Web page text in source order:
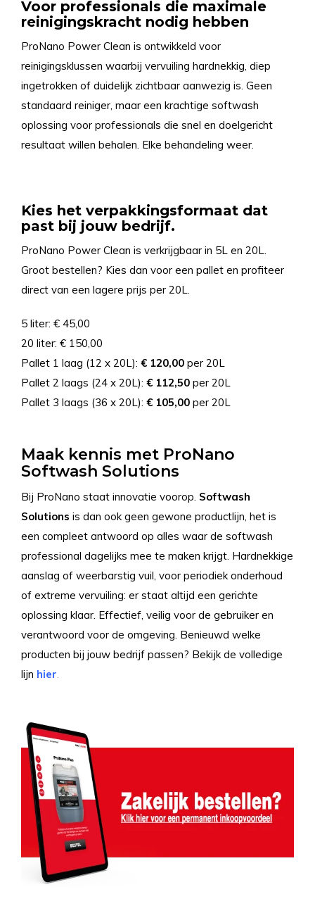
Voor professionals die maximale
reinigingskracht nodig hebben
ProNano Power Clean is ontwikkeld voor
reinigingsklussen waarbij vervuiling hardnekkig, diep
ingetrokken of duidelijk zichtbaar aanwezig is. Geen
standaard reiniger, maar een krachtige softwash
oplossing voor professionals die snel en doelgericht
resultaat willen behalen. Elke behandeling weer.
Kies het verpakkingsformaat dat
past bij jouw bedrijf.
ProNano Power Clean is verkrijgbaar in 5L en 20L.
Groot bestellen? Kies dan voor een pallet en profiteer
direct van een lagere prijs per 20L.
5 liter: € 45,00
20 liter: € 150,00
Pallet 1 laag (12 x 20L): € 120,00 per 20L
Pallet 2 laags (24 x 20L): € 112,50 per 20L
Pallet 3 laags (36 x 20L): € 105,00 per 20L
Maak kennis met ProNano
Softwash Solutions
Bij ProNano staat innovatie voorop. Softwash
Solutions is dan ook geen gewone productlijn, het is
een compleet antwoord op alles waar de softwash
professional dagelijks mee te maken krijgt. Hardnekkige
aanslag of weerbarstig vuil, voor periodiek onderhoud
of extreme vervuiling: er staat altijd een gerichte
oplossing klaar. Effectief, veilig voor de gebruiker en
verantwoord voor de omgeving. Benieuwd welke
producten bij jouw bedrijf passen? Bekijk de volledige
lijn hier.